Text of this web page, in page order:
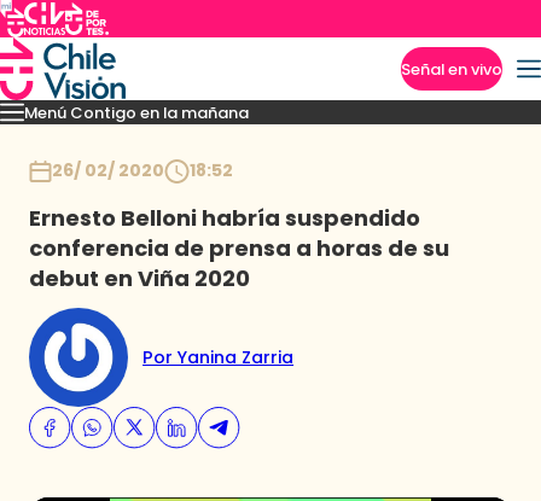
Señal en vivo
Menú Contigo en la mañana
MomentosReportajesDenunciasPolicialPolíticaEspectáculo
26/ 02/ 2020 18:52
Ernesto Belloni habría suspendido
conferencia de prensa a horas de su
debut en Viña 2020
Por Yanina Zarria
Imperdibles